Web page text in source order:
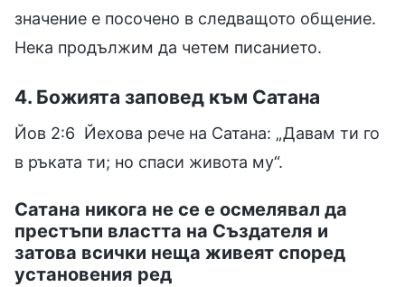
значение е посочено в следващото общение.
Нека продължим да четем писанието.
4. Божията заповед към Сатана
Йов 2:6 Йехова рече на Сатана: „Давам ти го
в ръката ти; но спаси живота му“.
Сатана никога не се е осмелявал да
престъпи властта на Създателя и
затова всички неща живеят според
установения ред